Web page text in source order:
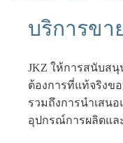
บริการขา
JKZ ให้การสนับส
ต้องการที่แท้จริงข
รวมถึงการนำเสนอ
อุปกรณ์การผลิตแล